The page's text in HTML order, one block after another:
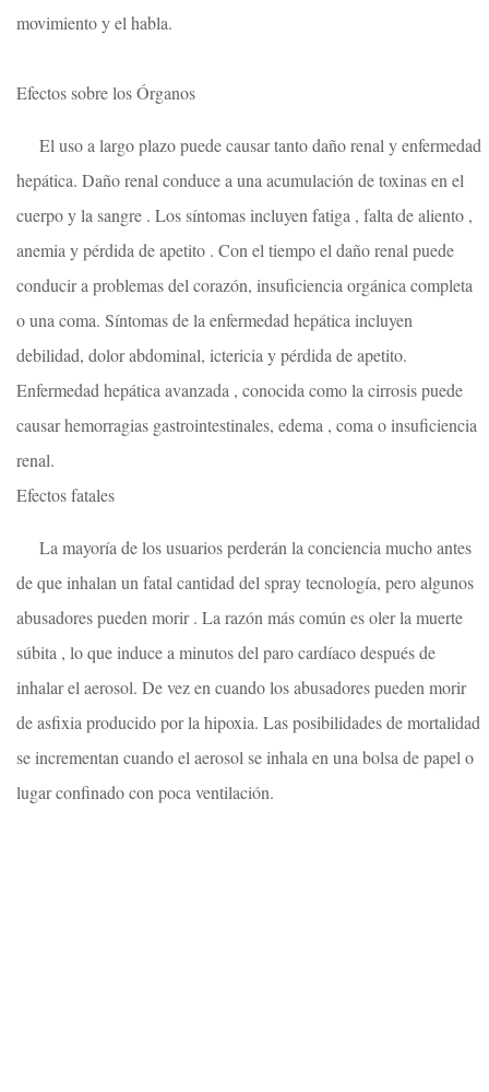
movimiento y el habla.
Efectos sobre los Órganos
El uso a largo plazo puede causar tanto daño renal y enfermedad
hepática. Daño renal conduce a una acumulación de toxinas en el
cuerpo y la sangre . Los síntomas incluyen fatiga , falta de aliento ,
anemia y pérdida de apetito . Con el tiempo el daño renal puede
conducir a problemas del corazón, insuficiencia orgánica completa
o una coma. Síntomas de la enfermedad hepática incluyen
debilidad, dolor abdominal, ictericia y pérdida de apetito.
Enfermedad hepática avanzada , conocida como la cirrosis puede
causar hemorragias gastrointestinales, edema , coma o insuficiencia
renal.
Efectos fatales
La mayoría de los usuarios perderán la conciencia mucho antes
de que inhalan un fatal cantidad del spray tecnología, pero algunos
abusadores pueden morir . La razón más común es oler la muerte
súbita , lo que induce a minutos del paro cardíaco después de
inhalar el aerosol. De vez en cuando los abusadores pueden morir
de asfixia producido por la hipoxia. Las posibilidades de mortalidad
se incrementan cuando el aerosol se inhala en una bolsa de papel o
lugar confinado con poca ventilación.